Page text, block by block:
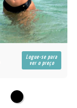
Logue-se para
ver o preço